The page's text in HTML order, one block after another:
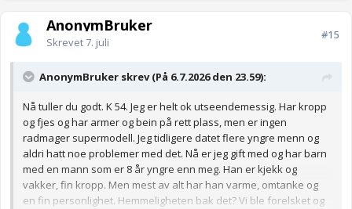
AnonymBruker
Skrevet7. juli
#15
AnonymBruker skrev (På 6.7.2026 den 23.59):
Nå tuller du godt. K 54. Jeg er helt ok utseendemessig. Har kropp
og fjes og har armer og bein på rett plass, men er ingen
radmager supermodell. Jeg tidligere datet flere yngre menn og
aldri hatt noe problemer med det. Nå er jeg gift med og har barn
med en mann som er 8 år yngre enn meg. Han er kjekk og
vakker, fin kropp. Men mest av alt har han varme, omtanke og
en fin personlighet. Hemmeligheten bak det? Vi ble forelsket og